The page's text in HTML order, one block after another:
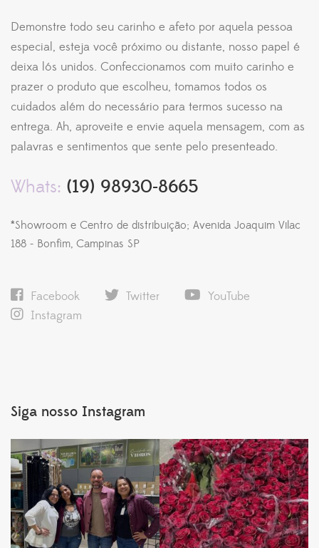
Demonstre todo seu carinho e afeto por aquela pessoa
especial, esteja você próximo ou distante, nosso papel é
deixa lós unidos. Confeccionamos com muito carinho e
prazer o produto que escolheu, tomamos todos os
cuidados além do necessário para termos sucesso na
entrega. Ah, aproveite e envie aquela mensagem, com as
palavras e sentimentos que sente pelo presenteado.
Whats: (19) 98930-8665
*Showroom e Centro de distribuição; Avenida Joaquim Vilac
188 - Bonfim, Campinas SP
Facebook Twitter
YouTube
Instagram
Siga nosso Instagram